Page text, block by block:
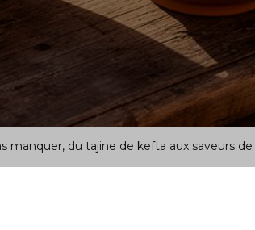
du tajine de kefta aux saveurs de